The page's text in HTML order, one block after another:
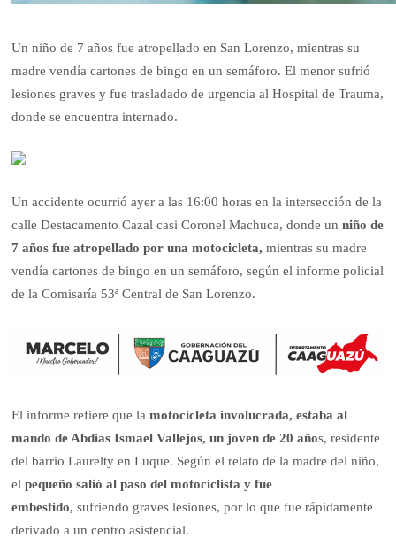
Un niño de 7 años fue atropellado en San Lorenzo, mientras su
madre vendía cartones de bingo en un semáforo. El menor sufrió
lesiones graves y fue trasladado de urgencia al Hospital de Trauma,
donde se encuentra internado.
Un accidente ocurrió ayer a las 16:00 horas en la intersección de la
calle Destacamento Cazal casi Coronel Machuca, donde un niño de
7 años fue atropellado por una motocicleta, mientras su madre
vendía cartones de bingo en un semáforo, según el informe policial
de la Comisaría 53ª Central de San Lorenzo.
El informe refiere que lamotocicleta involucrada, estaba al
mando de Abdias Ismael Vallejos, un joven de 20 años, residente
del barrio Laurelty en Luque. Según el relato de la madre del niño,
el pequeño salió al paso del motociclista y fue
embestido, sufriendo graves lesiones, por lo que fue rápidamente
derivado a un centro asistencial.